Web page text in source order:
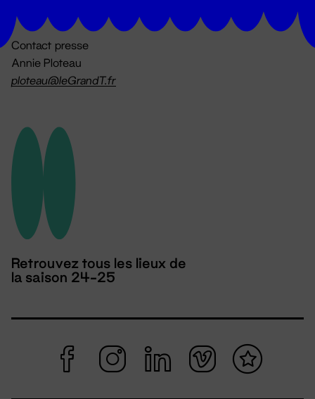
Contact presse
Annie Ploteau
ploteau@leGrandT.fr
Retrouvez tous les lieux de
la saison 24-25